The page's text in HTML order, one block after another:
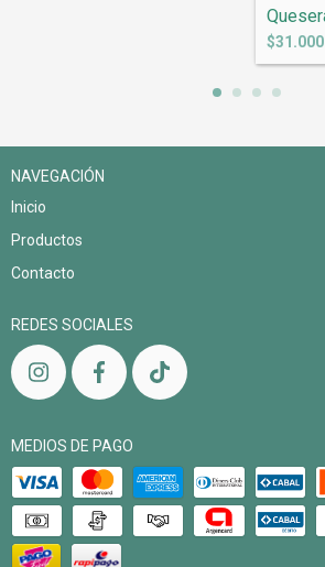
$31.000
NAVEGACIÓN
Inicio
Productos
Contacto
REDES SOCIALES
MEDIOS DE PAGO